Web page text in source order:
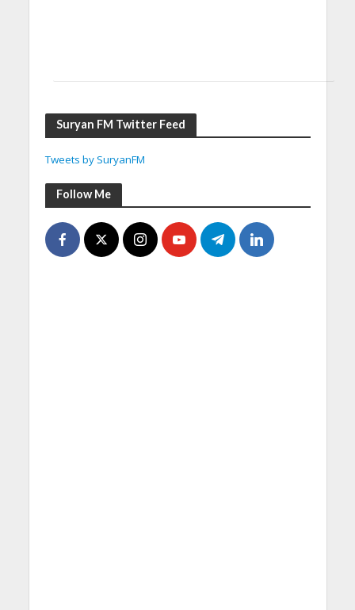
Suryan FM Twitter Feed
Tweets by SuryanFM
Follow Me